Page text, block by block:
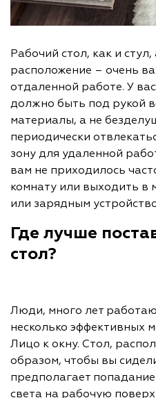
Рабочий стол, как и стул,
расположение – очень
отдаленной работе. У
должно быть под рукой
материалы, а не
периодически
зону для удаленной
вам не приходилось
комнату или выходить в
или зарядным
Где лучше
стол?
Люди, много лет
несколько эффективных
Лицо к окну. Стол,
образом, чтобы вы
предполагает
света на рабочую